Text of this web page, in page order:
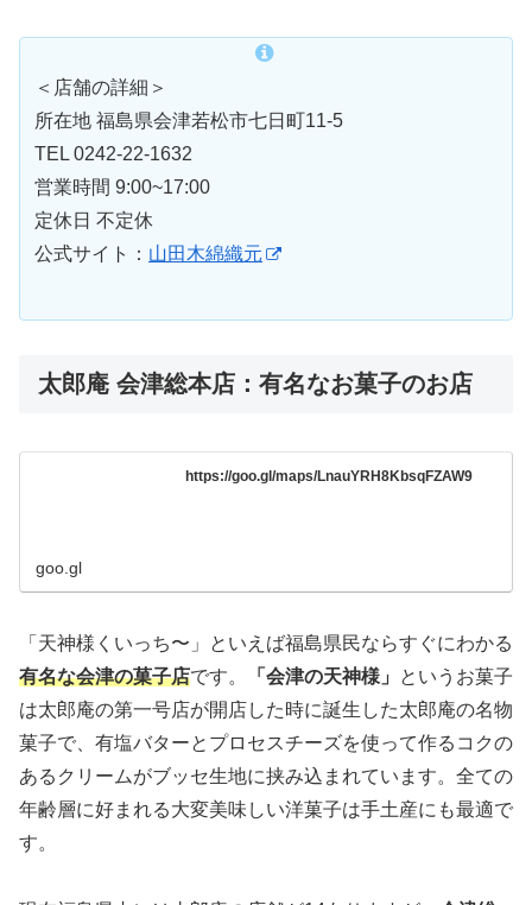
＜店舗の詳細＞
所在地 福島県会津若松市七日町11-5
TEL 0242-22-1632
営業時間 9:00~17:00
定休日 不定休
公式サイト： 山田木綿織元
太郎庵 会津総本店：有名なお菓子のお店
https://goo.gl/maps/LnauYRH8KbsqFZAW9
goo.gl
「天神様くいっち〜」といえば福島県民ならすぐにわかる
有名な会津の菓子店です。 「会津の天神様」
というお菓子
は太郎庵の第一号店が開店した時に誕生した太郎庵の名物
菓子で、有塩バターとプロセスチーズを使って作るコクの
あるクリームがブッセ生地に挟み込まれています。全ての
年齢層に好まれる大変美味しい洋菓子は手土産にも最適で
す。